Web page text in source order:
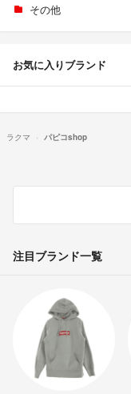
その他
お気に入りブランド
ラクマ パピコshop
注目ブランド一覧